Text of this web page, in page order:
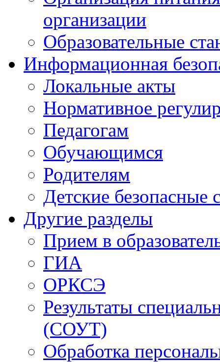
организации
Образовательные
Информационная
Локальные акты
Нормативное
Педагогам
Обучающимся
Родителям
Детские безопасные
Другие разделы
Прием в
ГИА
ОРКСЭ
Результаты
(СОУТ)
Обработка